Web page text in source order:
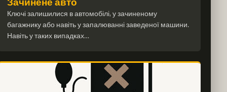
Ключі залишилися в автомобілі, у зачиненому
багажнику або навіть у запалюванні заведеної машини.
Навіть у таких випадках…